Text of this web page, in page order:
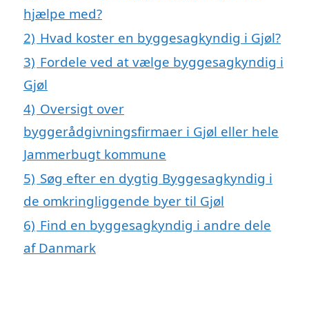
hjælpe med?
2) Hvad koster en byggesagkyndig i Gjøl?
3) Fordele ved at vælge byggesagkyndig i
Gjøl
4) Oversigt over
byggerådgivningsfirmaer i Gjøl eller hele
Jammerbugt kommune
5) Søg efter en dygtig Byggesagkyndig i
de omkringliggende byer til Gjøl
6) Find en byggesagkyndig i andre dele
af Danmark